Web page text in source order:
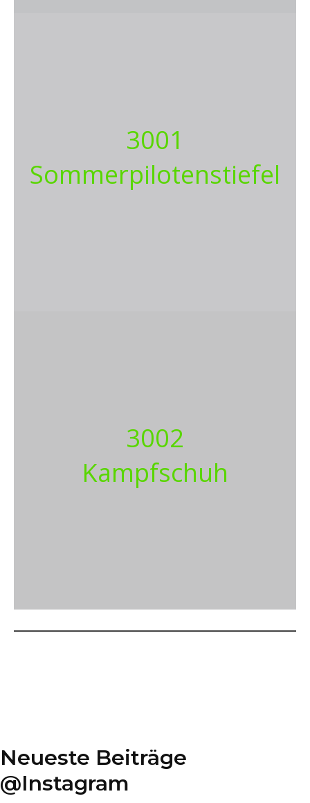
3001
Sommerpilotenstiefel
3002
Kampfschuh
Neueste Beiträge
@Instagram